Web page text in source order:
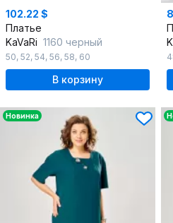
102.22 $
Платье
KaVaRi 1160 черный
50, 52, 54, 56, 58, 60
В корзину
Новинка